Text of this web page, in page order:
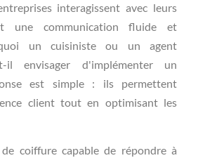
interagissent avec leurs
une communication fluide et
un cuisiniste ou un agent
il envisager d'implémenter un
est simple : ils permettent
client tout en optimisant les
coiffure capable de répondre à